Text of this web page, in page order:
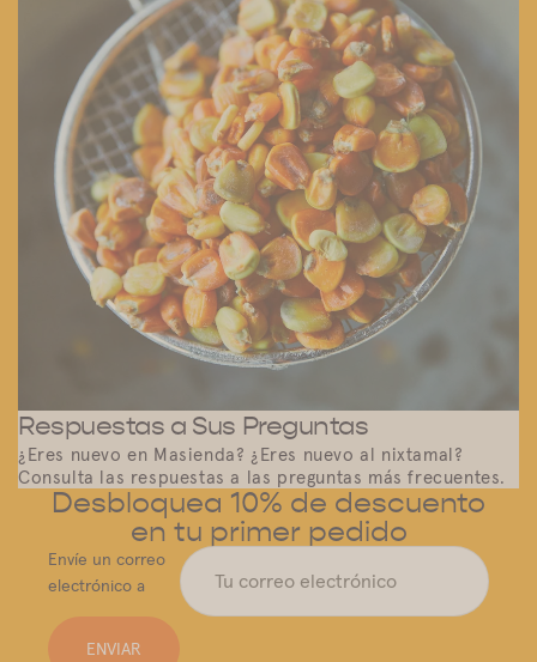
Respuestas a Sus Preguntas
¿Eres nuevo en Masienda? ¿Eres nuevo al nixtamal?
Consulta las respuestas a las preguntas más frecuentes.
Desbloquea 10% de descuento
en tu primer pedido
Envíe un correo
electrónico a
ENVIAR